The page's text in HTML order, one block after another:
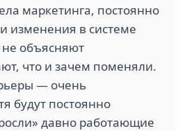
маркетинга, постоянно
изменения в системе
не объясняют
что и зачем поменяли.
— очень
будут постоянно
давно работающие